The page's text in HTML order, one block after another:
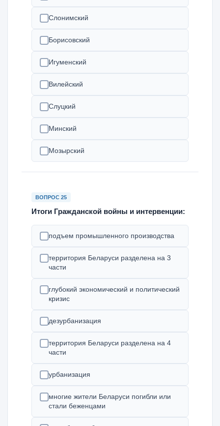
Слонимский
Борисовский
Игуменский
Вилейский
Слуцкий
Минский
Мозырский
ВОПРОС 25
Итоги Гражданской войны и интервенции:
подъем промышленного производства
территория Беларуси разделена на 3
части
глубокий экономический и политический
кризис
дезурбанизация
территория Беларуси разделена на 4
части
урбанизация
многие жители Беларуси погибли или
стали беженцами